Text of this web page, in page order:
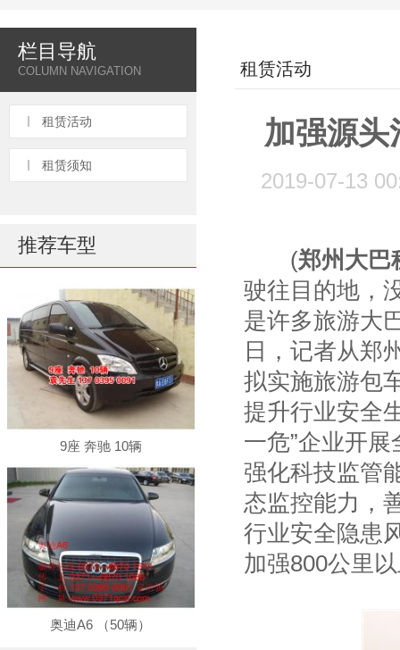
栏目导航
COLUMN NAVIGATION
租赁活动
租赁须知
推荐车型
9座 奔驰 10辆
奥迪A6 （50辆）
租赁活动
加强源头
2019-07-13
(郑州大巴
驶往目的地，
是许多旅游大
日，记者从郑
拟实施旅游包
提升行业安全
一危”企业开
强化科技监管
态监控能力，
行业安全隐患
加强800公里